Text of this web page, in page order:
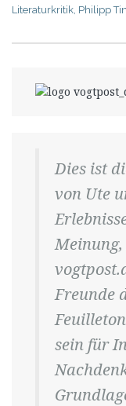
Literaturkritik Philipp
Dies ist
von Ute
Freunde
sein für